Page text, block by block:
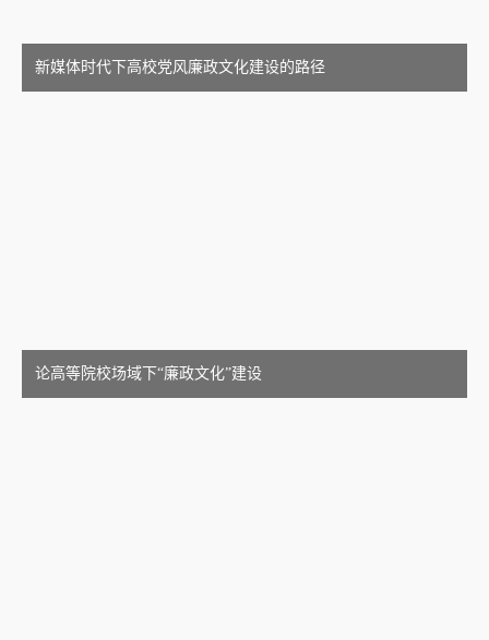
新媒体时代下高校党风廉政文化建设的路径
论高等院校场域下“廉政文化”建设